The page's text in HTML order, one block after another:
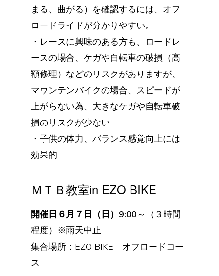
まる、曲がる）を確認するには、オフ
ロードライドが分かりやすい。
・レースに興味のある方も、ロードレ
ースの場合、ケガや自転車の破損（高
額修理）などのリスクがありますが、
マウンテンバイクの場合、スピードが
上がらない為、大きなケガや自転車破
損のリスクが少ない
・子供の体力、バランス感覚向上には
効果的
ＭＴＢ教室in EZO BIKE
開催日６月７日（日）9:00～（３時間
程度）※雨天中止
集合場所：EZO BIKE オフロードコー
ス